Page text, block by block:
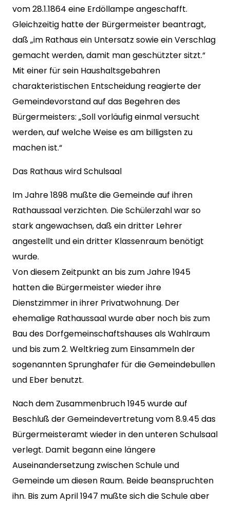
vom 28.1.1864 eine Erdöllampe angeschafft.
Gleichzeitig hatte der Bürgermeister beantragt,
daß „im Rathaus ein Untersatz sowie ein Verschlag
gemacht werden, damit man geschützter sitzt.“
Mit einer für sein Haushaltsgebahren
charakteristischen Entscheidung reagierte der
Gemeindevorstand auf das Begehren des
Bürgermeisters: „Soll vorläufig einmal versucht
werden, auf welche Weise es am billigsten zu
machen ist.“
Das Rathaus wird Schulsaal
Im Jahre 1898 mußte die Gemeinde auf ihren
Rathaussaal verzichten. Die Schülerzahl war so
stark angewachsen, daß ein dritter Lehrer
angestellt und ein dritter Klassenraum benötigt
wurde.
Von diesem Zeitpunkt an bis zum Jahre 1945
hatten die Bürgermeister wieder ihre
Dienstzimmer in ihrer Privatwohnung. Der
ehemalige Rathaussaal wurde aber noch bis zum
Bau des Dorfgemeinschaftshauses als Wahlraum
und bis zum 2. Weltkrieg zum Einsammeln der
sogenannten Sprunghafer für die Gemeindebullen
und Eber benutzt.
Nach dem Zusammenbruch 1945 wurde auf
Beschluß der Gemeindevertretung vom 8.9.45 das
Bürgermeisteramt wieder in den unteren Schulsaal
verlegt. Damit begann eine längere
Auseinandersetzung zwischen Schule und
Gemeinde um diesen Raum. Beide beanspruchten
ihn. Bis zum April 1947 mußte sich die Schule aber